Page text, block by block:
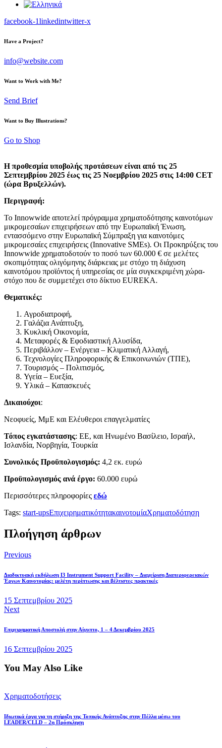
facebook-1linkedintwitter-x
Have a Project?
info@website.com
Want to Work with Me?
Send Brief
Want to Buy Illustrations?
Go to Shop
Η προθεσμία υποβολής προτάσεων είναι από τις 25
Σεπτεμβρίου 2025 έως τις 25 Νοεμβρίου 2025 στις 14:00 CET
(ώρα Βρυξελλών).
Περιγραφή:
Το Innowwide αποτελεί πρόγραμμα χρηματοδότησης καινοτόμων
μικρομεσαίων επιχειρήσεων από την Ευρωπαϊκή Ένωση,
εντασσόμενο στην Ευρωπαϊκή Σύμπραξη για καινοτόμες
μικρομεσαίες επιχειρήσεις (Innovative SMEs). Οι Προκηρύξεις του
Innowwide χρηματοδοτούν το ποσό των 60.000 € σε μελέτες
σκοπιμότητας ολιγόμηνης διάρκειας με στόχο τη διάχυση
καινοτόμου προϊόντος ή υπηρεσίας σε μία συγκεκριμένη χώρα-
στόχο που δε συμμετέχει στο δίκτυο EUREKA.
Θεματικές:
Αγροδιατροφή,
Γαλάζια Ανάπτυξη,
Κυκλική Οικονομία,
Μεταφορές & Εφοδιαστική Αλυσίδα,
Περιβάλλον – Ενέργεια – Κλιματική Αλλαγή,
Τεχνολογίες Πληροφορικής & Επικοινωνιών (ΤΠΕ),
Τουρισμός – Πολιτισμός,
Υγεία – Ευεξία,
Υλικά – Κατασκευές
Δικαιούχοι:
Νεοφυείς, ΜμΕ και Ελέυθεροι επαγγελματίες
Τόπος εγκατάστασης: ΕΕ, και Ηνωμένο Βασίλειο, Ισραήλ,
Ισλανδία, Νορβηγία, Τουρκία
Συνολικός Προϋπολογισμός: 4,2 εκ. ευρώ
Προϋπολογισμός ανά έργο: 60.000 ευρώ
Περισσότερες πληροφορίες εδώ
Tags: start-upsΕπιχειρηματικότητακαινοτομίαΧρηματοδότηση
Πλοήγηση άρθρων
Previous
Διαδικτυακή εκδήλωση I3 Instrument Support Facility – Διαχείριση Διαπεριφερειακών
Έργων Καινοτομίας: μελέτη περίπτωσης και βέλτιστες πρακτικές
15 Σεπτεμβρίου 2025
Next
Επιχειρηματική Αποστολή στην Αίγυπτο, 1 – 4 Δεκεμβρίου 2025
16 Σεπτεμβρίου 2025
You May Also Like
Χρηματοδοτήσεις
Ιδιωτικά έργα για τη στήριξη της Τοπικής Ανάπτυξης στην Πέλλα μέσω του
LEADER/CLLD – 2η Πρόσκληση